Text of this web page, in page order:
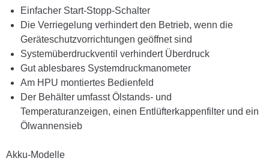
Einfacher Start-Stopp-Schalter
Die Verriegelung verhindert den Betrieb, wenn die
Geräteschutzvorrichtungen geöffnet sind
Systemüberdruckventil verhindert Überdruck
Gut ablesbares Systemdruckmanometer
Am HPU montiertes Bedienfeld
Der Behälter umfasst Ölstands- und
Temperaturanzeigen, einen Entlüfterkappenfilter und ein
Ölwannensieb
Akku-Modelle